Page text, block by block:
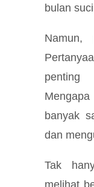
bulan
Namun,
penting
banyak
dan
Tak